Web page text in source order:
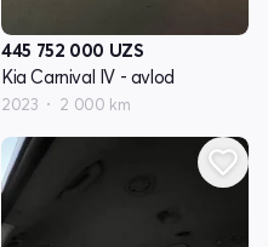
445 752 000 UZS
Kia Carnival IV - avlod
2023 2 000 km